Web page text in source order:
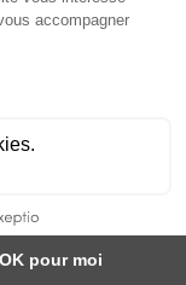
ET LÉGUMES PAR JOUR -
d'un mode de vie sain et
varié et équilibré.
produits avant l'utilisation.